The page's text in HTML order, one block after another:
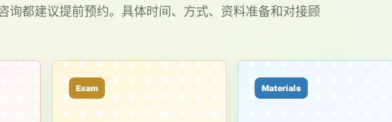
询都建议提前预约。具体时间、方式、资料准备和对接顾
Exam Materials